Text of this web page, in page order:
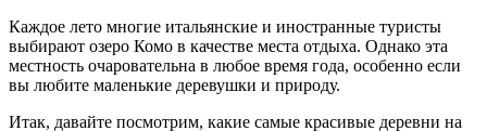
Каждое лето многие итальянские и иностранные туристы
выбирают озеро Комо в качестве места отдыха. Однако эта
местность очаровательна в любое время года, особенно если
вы любите маленькие деревушки и природу.
Итак, давайте посмотрим, какие самые красивые деревни на